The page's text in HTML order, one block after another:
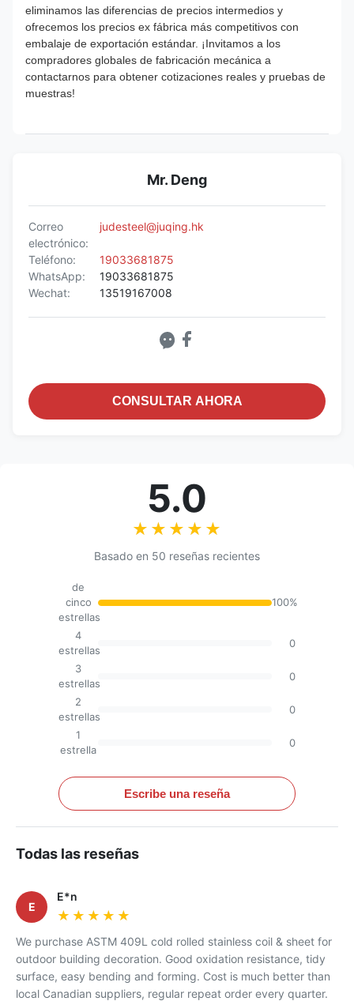
eliminamos las diferencias de precios intermedios y
ofrecemos los precios ex fábrica más competitivos con
embalaje de exportación estándar. ¡Invitamos a los
compradores globales de fabricación mecánica a
contactarnos para obtener cotizaciones reales y pruebas de
muestras!
Mr. Deng
Correo
electrónico:
judesteel@juqing.hk
Teléfono:
19033681875
WhatsApp:
19033681875
Wechat:
13519167008
CONSULTAR AHORA
5.0
★★★★★
★★★★★
Basado en 50 reseñas recientes
de
cinco
estrellas
100%
4
estrellas
0
3
estrellas
0
2
estrellas
0
1
estrella
0
Escribe una reseña
Todas las reseñas
E
E*n
★★★★★
★★★★★
We purchase ASTM 409L cold rolled stainless coil & sheet for
outdoor building decoration. Good oxidation resistance, tidy
surface, easy bending and forming. Cost is much better than
local Canadian suppliers, regular repeat order every quarter.